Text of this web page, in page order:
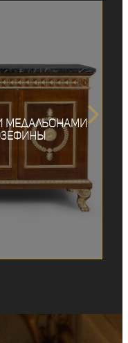
медальонами